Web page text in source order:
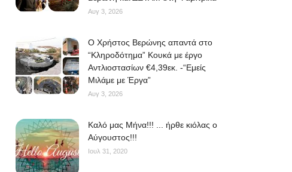
Αυγ 3, 2026
O Χρήστος Βερώνης απαντά στο
“Κληροδότημα” Κουκά με έργο
Αντλιοστασίων €4,39εκ. -“Εμείς
Μιλάμε με Έργα”
Αυγ 3, 2026
Kαλό μας Μήνα!!! ... ήρθε κιόλας ο
Αύγουστος!!!
Ιουλ 31, 2020